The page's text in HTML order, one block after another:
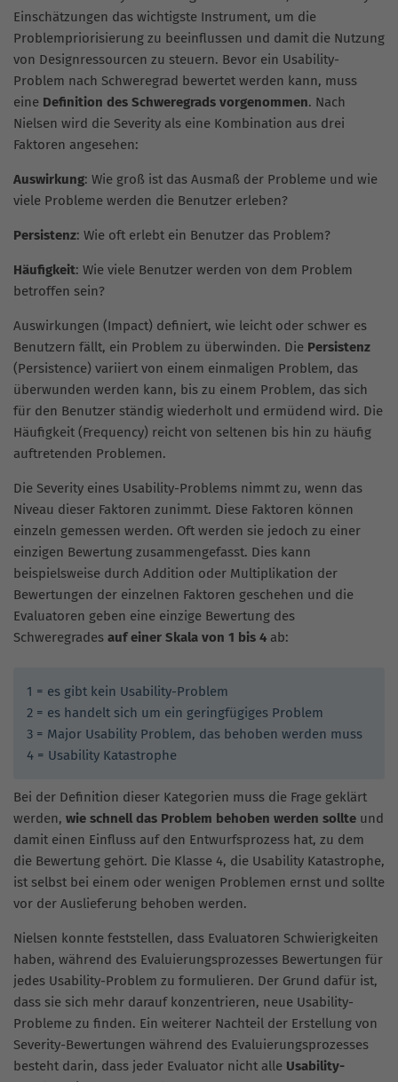
Einschätzungen das wichtigste Instrument, um die
Problempriorisierung zu beeinflussen und damit die Nutzung
von Designressourcen zu steuern. Bevor ein Usability-
Problem nach Schweregrad bewertet werden kann, muss
eine Definition des Schweregrads vorgenommen. Nach
Nielsen wird die Severity als eine Kombination aus drei
Faktoren angesehen:
Auswirkung: Wie groß ist das Ausmaß der Probleme und wie
viele Probleme werden die Benutzer erleben?
Persistenz: Wie oft erlebt ein Benutzer das Problem?
Häufigkeit: Wie viele Benutzer werden von dem Problem
betroffen sein?
Auswirkungen (Impact) definiert, wie leicht oder schwer es
Benutzern fällt, ein Problem zu überwinden. Die Persistenz
(Persistence) variiert von einem einmaligen Problem, das
überwunden werden kann, bis zu einem Problem, das sich
für den Benutzer ständig wiederholt und ermüdend wird. Die
Häufigkeit (Frequency) reicht von seltenen bis hin zu häufig
auftretenden Problemen.
Die Severity eines Usability-Problems nimmt zu, wenn das
Niveau dieser Faktoren zunimmt. Diese Faktoren können
einzeln gemessen werden. Oft werden sie jedoch zu einer
einzigen Bewertung zusammengefasst. Dies kann
beispielsweise durch Addition oder Multiplikation der
Bewertungen der einzelnen Faktoren geschehen und die
Evaluatoren geben eine einzige Bewertung des
Schweregrades auf einer Skala von 1 bis 4 ab:
1 = es gibt kein Usability-Problem
2 = es handelt sich um ein geringfügiges Problem
3 = Major Usability Problem, das behoben werden muss
4 = Usability Katastrophe
Bei der Definition dieser Kategorien muss die Frage geklärt
werden, wie schnell das Problem behoben werden sollte und
damit einen Einfluss auf den Entwurfsprozess hat, zu dem
die Bewertung gehört. Die Klasse 4, die Usability Katastrophe,
ist selbst bei einem oder wenigen Problemen ernst und sollte
vor der Auslieferung behoben werden.
Nielsen konnte feststellen, dass Evaluatoren Schwierigkeiten
haben, während des Evaluierungsprozesses Bewertungen für
jedes Usability-Problem zu formulieren. Der Grund dafür ist,
dass sie sich mehr darauf konzentrieren, neue Usability-
Probleme zu finden. Ein weiterer Nachteil der Erstellung von
Severity-Bewertungen während des Evaluierungsprozesses
besteht darin, dass jeder Evaluator nicht alle Usability-